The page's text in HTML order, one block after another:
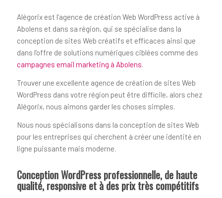
Alégorix est l’agence de création Web WordPress active à
Abolens et dans sa région, qui se spécialise dans la
conception de sites Web créatifs et efficaces ainsi que
dans l’offre de solutions numériques ciblées comme des
campagnes email marketing à Abolens.
Trouver une excellente agence de création de sites Web
WordPress dans votre région peut être difficile, alors chez
Alégorix, nous aimons garder les choses simples.
Nous nous spécialisons dans la conception de sites Web
pour les entreprises qui cherchent à créer une identité en
ligne puissante mais moderne.
Conception WordPress professionnelle, de haute
qualité, responsive et à des prix très compétitifs